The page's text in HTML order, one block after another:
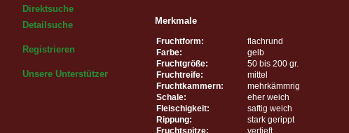
Direktsuche
Detailsuche
Registrieren
Unsere Unterstützer
Merkmale
Fruchtform:
flachrund
Farbe:
gelb
Fruchtgröße:
50 bis 200 gr.
Fruchtreife:
mittel
Fruchtkammern:
mehrkämmrig
Schale:
eher weich
Fleischigkeit:
saftig weich
Rippung:
stark gerippt
Fruchtspitze:
vertieft